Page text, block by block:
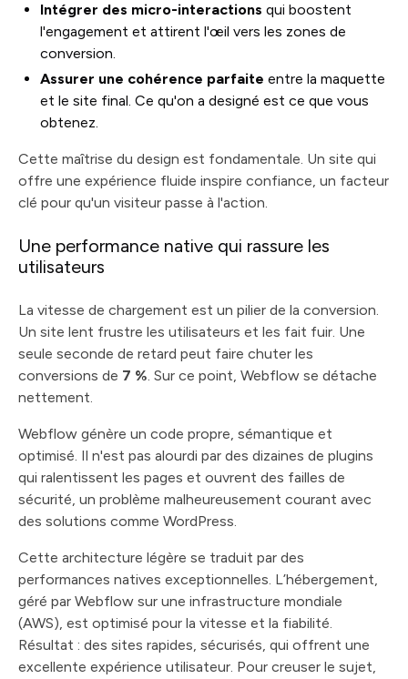
Intégrer des micro-interactions qui boostent
l'engagement et attirent l'œil vers les zones de
conversion.
Assurer une cohérence parfaite entre la maquette
et le site final. Ce qu'on a designé est ce que vous
obtenez.
Cette maîtrise du design est fondamentale. Un site qui
offre une expérience fluide inspire confiance, un facteur
clé pour qu'un visiteur passe à l'action.
Une performance native qui rassure les
utilisateurs
La vitesse de chargement est un pilier de la conversion.
Un site lent frustre les utilisateurs et les fait fuir. Une
seule seconde de retard peut faire chuter les
conversions de 7 %. Sur ce point, Webflow se détache
nettement.
Webflow génère un code propre, sémantique et
optimisé. Il n'est pas alourdi par des dizaines de plugins
qui ralentissent les pages et ouvrent des failles de
sécurité, un problème malheureusement courant avec
des solutions comme WordPress.
Cette architecture légère se traduit par des
performances natives exceptionnelles. L’hébergement,
géré par Webflow sur une infrastructure mondiale
(AWS), est optimisé pour la vitesse et la fiabilité.
Résultat : des sites rapides, sécurisés, qui offrent une
excellente expérience utilisateur. Pour creuser le sujet,